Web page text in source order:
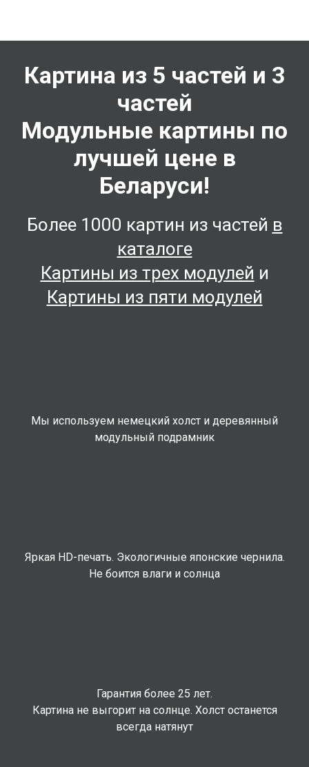
Картина из 5 частей и 3
частей
Модульные картины по
лучшей цене в
Беларуси!
Более 1000 картин из частей в
каталоге
Картины из трех модулей и
Картины из пяти модулей
Мы используем немецкий холст и деревянный
модульный подрамник
Яркая HD-печать. Экологичные японские чернила.
Не боится влаги и солнца
Гарантия более 25 лет.
Картина не выгорит на солнце. Холст останется
всегда натянут